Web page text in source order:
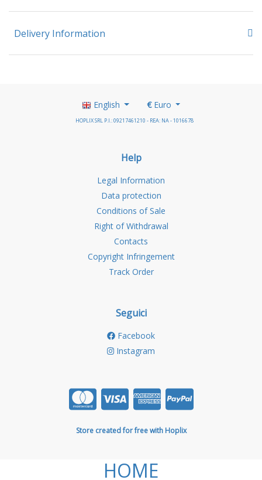
Delivery Information
English €Euro
HOPLIX SRL P.I.: 09217461210 - REA: NA - 1016678
Help
Legal Information
Data protection
Conditions of Sale
Right of Withdrawal
Contacts
Copyright Infringement
Track Order
Seguici
Facebook
Instagram
Store created for free with Hoplix
HOME